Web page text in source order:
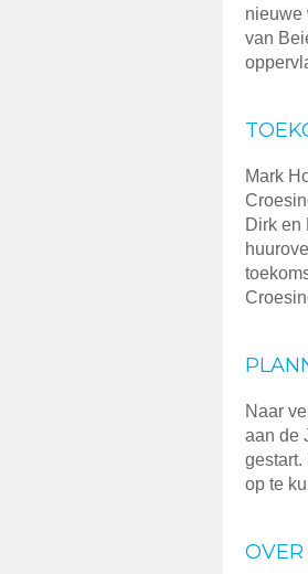
nieuwe
van
Mark
Dirk en
Naar
aan de
gestart.
op te